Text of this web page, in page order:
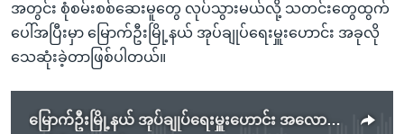
အတွင်း စုံစမ်းစစ်ဆေးမူတွေ လုပ်သွားမယ်လို့ သတင်းတွေထွက်
ပေါ်အပြီးမှာ မြောက်ဦးမြို့နယ် အုပ်ချုပ်ရေးမှူးဟောင်း အခုလို
သေဆုံးခဲ့တာဖြစ်ပါတယ်။
မြောက်ဦးမြို့နယ် အုပ်ချုပ်ရေးမှူးဟောင်း အလောင်း ပုဏ္ဏကျွန်းမြို့နယ် ရွာအနီး ကားလမ်းဘေးမှာတွေ